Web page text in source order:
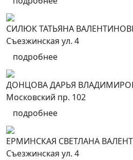
СИЛЮК ТАТЬЯНА
Съезжинская ул. 4
подробнее
ДОНЦОВА ДАРЬЯ
Московский пр. 102
подробнее
ЕРМИНСКАЯ СВЕТЛАНА
Съезжинская ул. 4